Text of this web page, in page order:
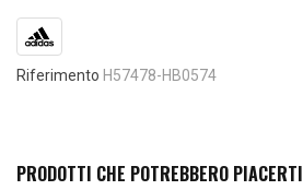
Riferimento H57478-HB0574
PRODOTTI CHE POTREBBERO PIACERTI